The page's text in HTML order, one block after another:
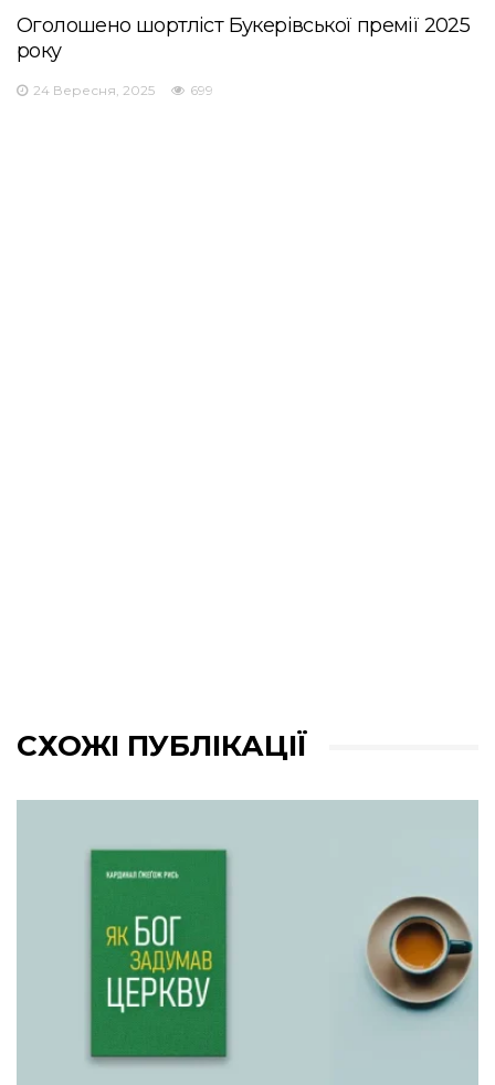
Оголошено шортліст Букерівської премії 2025
року
24 Вересня, 2025 699
СХОЖІ ПУБЛІКАЦІЇ